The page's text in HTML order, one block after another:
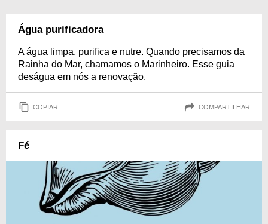
Água purificadora
A água limpa, purifica e nutre. Quando precisamos da
Rainha do Mar, chamamos o Marinheiro. Esse guia
deságua em nós a renovação.
COPIAR COMPARTILHAR
Fé